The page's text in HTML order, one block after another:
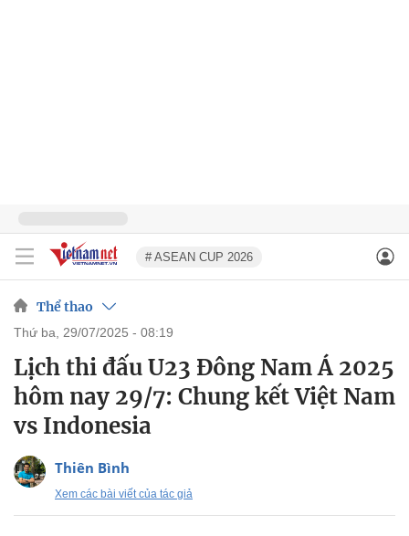
# ASEAN CUP 2026
Thể thao
thứ ba, 29/07/2025 - 08:19
Lịch thi đấu U23 Đông Nam Á 2025
hôm nay 29/7: Chung kết Việt Nam
vs Indonesia
Thiên Bình
Xem các bài viết của tác giả